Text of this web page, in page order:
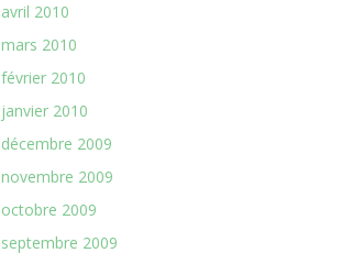
avril 2010
mars 2010
février 2010
janvier 2010
décembre 2009
novembre 2009
octobre 2009
septembre 2009